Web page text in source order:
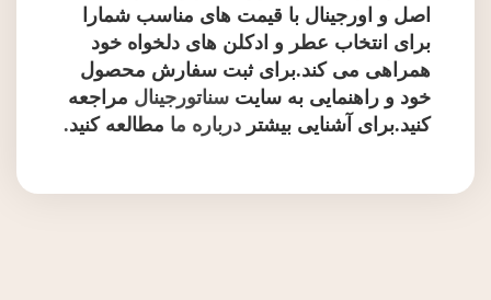
اصل و اورجینال با قیمت های مناسب شمارا
برای انتخاب عطر و ادکلن های دلخواه خود
همراهی می کند.برای ثبت سفارش محصول
خود و راهنمایی به سایت سناتورجینال مراجعه
کنید.برای آشنایی بیشتر درباره ما مطالعه کنید.